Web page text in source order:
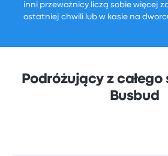
inni przewoźnicy liczą sobie więcej
ostatniej chwili lub w kasie na
Podróżujący z
Busbud